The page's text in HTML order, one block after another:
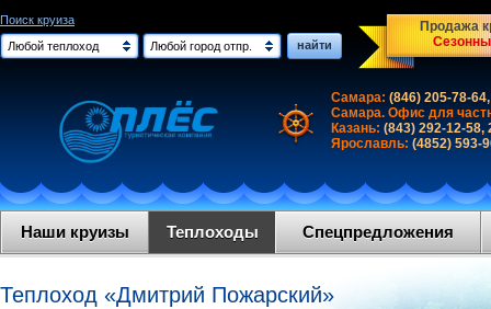
Поиск круиза
Любой теплоход
Любой город отпр. найти
Продажа
Самара: (846) 205-78-
Самара. Офис для
Казань: (843) 292-12-58,
Ярославль: (4852) 593-
Наши круизы Теплоходы Спецпредложения
Теплоход «Дмитрий Пожарский»